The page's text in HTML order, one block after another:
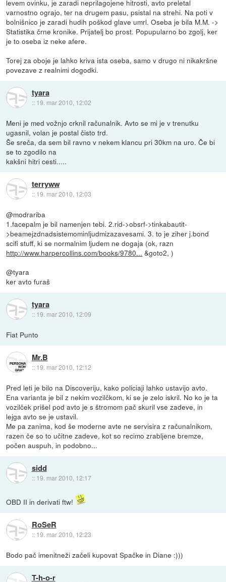
levem ovinku, je zaradi neprilagojene hitrosti, avto preletal
varnostno ograjo, ter na drugem pasu, psistal na strehi. Na poti v
bolnišnico je zaradi hudih poškod glave umrl. Oseba je bila M.M. ->
Statistika črne kronike. Prijatelj bo prost. Popupularno bo zgolj, ker
je to oseba iz neke afere.
Torej za oboje je lahko kriva ista oseba, samo v drugo ni nikakršne
povezave z realnimi dogodki.
tyara
:: 19. mar 2010, 12:02
Meni je med vožnjo crknil računalnik. Avto se mi je v trenutku
ugasnil, volan je postal čisto trd.
Še sreča, da sem bil ravno v nekem klancu pri 30km na uro. Če bi
se to zgodilo na
kakšni hitri cesti.....
terryww
:: 19. mar 2010, 12:03
@modrariba
1.facepalm je bil namenjen tebi. 2.rid->obsrf->tinkabautit-
>beamejzdnadsistemominljudmizazavesami. 3. to je ziher j.bond
scifi stuff, ki se normalnim ljudem ne dogaja (ok, razn
http://www.harpercollins.com/books/9780... &goto2, )
@tyara
ker avto furaš
tyara
:: 19. mar 2010, 12:09
Fiat Punto
Mr.B
:: 19. mar 2010, 12:12
Pred leti je bilo na Discoveriju, kako policiaji lahko ustavijo avto.
Ena varianta je bil z nekim vozilčkom, ki se je zelo iskril. No ko je ta
vozilček prišel pod avto je s štromom pač skuril vse zadeve, in
lejga avto se je ustavil.
Me pa zanima, kod še moderne avte ne servisira z računalnikom,
razen če so to učitne zadeve, kot so recimo zrabljene bremze,
počen auspuh, in podobno...
sidd
:: 19. mar 2010, 12:17
OBD II in derivati ftw!
RoSeR
:: 19. mar 2010, 12:23
Bodo pač imenitneži začeli kupovat Spačke in Diane :)))
T-h-o-r